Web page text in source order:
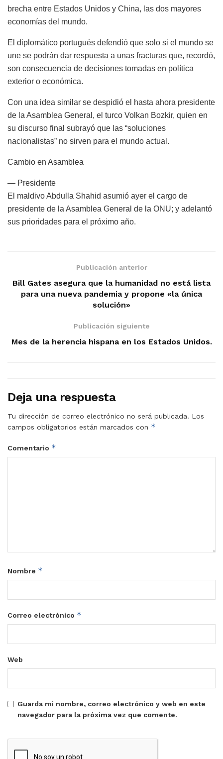
brecha entre Estados Unidos y China, las dos mayores
economías del mundo.
El diplomático portugués defendió que solo si el mundo se
une se podrán dar respuesta a unas fracturas que, recordó,
son consecuencia de decisiones tomadas en política
exterior o económica.
Con una idea similar se despidió el hasta ahora presidente
de la Asamblea General, el turco Volkan Bozkir, quien en
su discurso final subrayó que las “soluciones
nacionalistas” no sirven para el mundo actual.
Cambio en Asamblea
— Presidente
El maldivo Abdulla Shahid asumió ayer el cargo de
presidente de la Asamblea General de la ONU; y adelantó
sus prioridades para el próximo año.
Publicación anterior
Bill Gates asegura que la humanidad no está lista
para una nueva pandemia y propone «la única
solución»
Publicación siguiente
Mes de la herencia hispana en los Estados Unidos.
Deja una respuesta
Tu dirección de correo electrónico no será publicada. Los
campos obligatorios están marcados con *
Comentario *
Nombre *
Correo electrónico *
Web
Guarda mi nombre, correo electrónico y web en este
navegador para la próxima vez que comente.